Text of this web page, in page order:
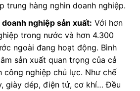
trung hàng nghìn doanh nghiệp.
nghiệp sản xuất: Với hơn
trong nước và hơn 4.300
ngoài đang hoạt động. Bình
sản xuất quan trọng của cả
công nghiệp chủ lực. Như chế
giày dép, điện tử, cơ khí… Đều